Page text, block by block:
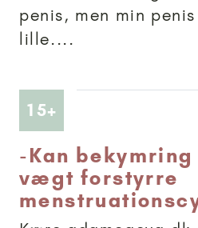
penis, men min
lille....
15+ Artikler
-Kan bekymring
vægt forstyrre